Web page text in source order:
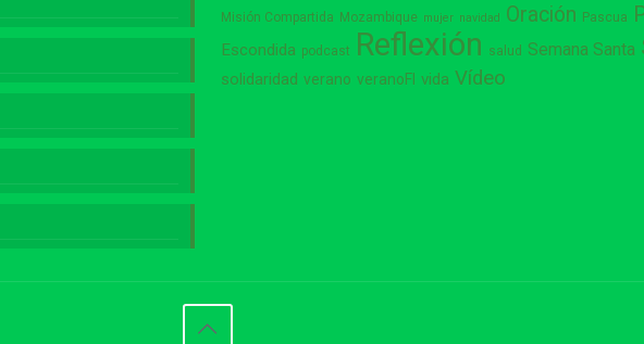
Misión Compartida Mozambique mujer navidad Oración Pascua
Escondida podcast Reflexión salud Semana Santa
solidaridad verano veranoFI vida Vídeo